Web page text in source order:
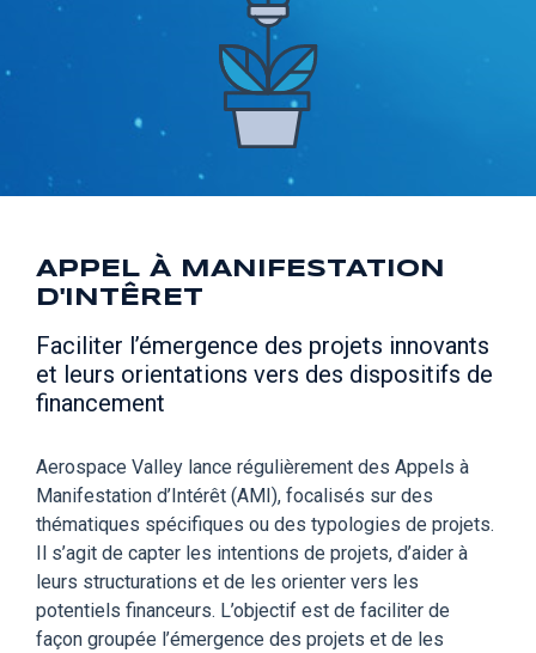
APPEL À MANIFESTATION
D'INTÊRET
Faciliter l’émergence des projets innovants
et leurs orientations vers des dispositifs de
financement
Aerospace Valley lance régulièrement des Appels à
Manifestation d’Intérêt (AMI), focalisés sur des
thématiques spécifiques ou des typologies de projets.
Il s’agit de capter les intentions de projets, d’aider à
leurs structurations et de les orienter vers les
potentiels financeurs. L’objectif est de faciliter de
façon groupée l’émergence des projets et de les